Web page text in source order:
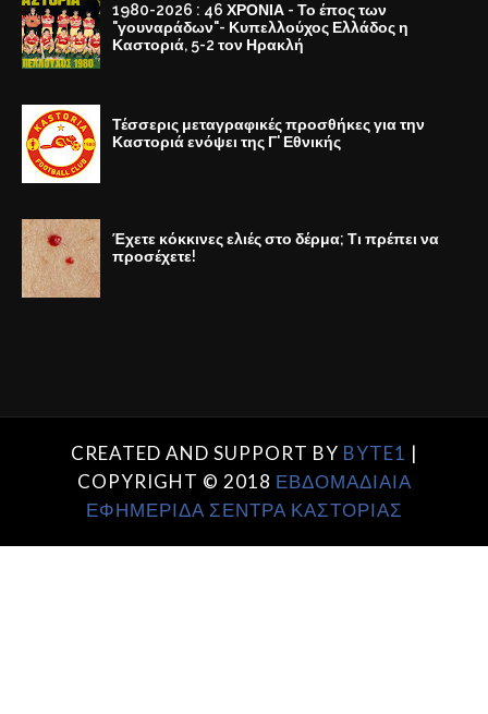
1980-2026 : 46 ΧΡΟΝΙΑ - Το έπος των
"γουναράδων"- Κυπελλούχος Ελλάδος η
Καστοριά, 5-2 τον Ηρακλή
Τέσσερις μεταγραφικές προσθήκες για την
Καστοριά ενόψει της Γ' Εθνικής
Έχετε κόκκινες ελιές στο δέρμα; Τι πρέπει να
προσέχετε!
CREATED AND SUPPORT BY BYTE1 |
COPYRIGHT © 2018 ΕΒΔΟΜΑΔΙΑΙΑ
ΕΦΗΜΕΡΙΔΑ ΣΕΝΤΡΑ ΚΑΣΤΟΡΙΑΣ